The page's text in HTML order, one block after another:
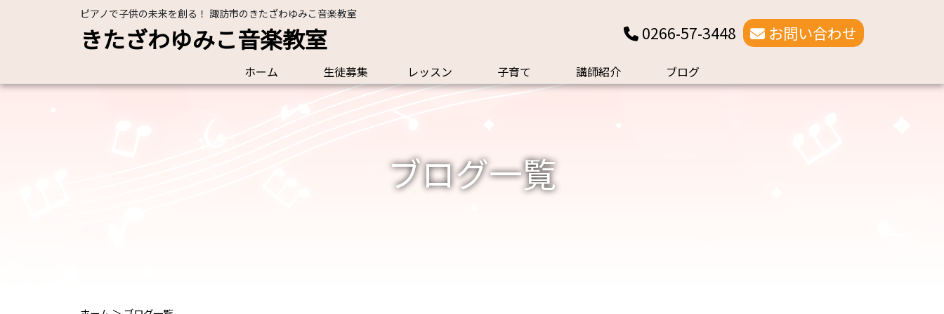
ピアノで子供の未来を創る！ 諏訪市のきたざわゆみこ音楽教室
きたざわゆみこ音楽教室 0266-57-3448 お問い合わせ
ホーム 生徒募集 レッスン 子育て 講師紹介 ブログ
ブログ一覧